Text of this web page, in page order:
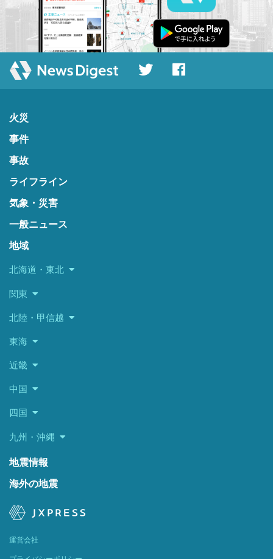
火災
事件
事故
ライフライン
気象・災害
一般ニュース
地域
北海道・東北
関東
北陸・甲信越
東海
近畿
中国
四国
九州・沖縄
地震情報
海外の地震
運営会社